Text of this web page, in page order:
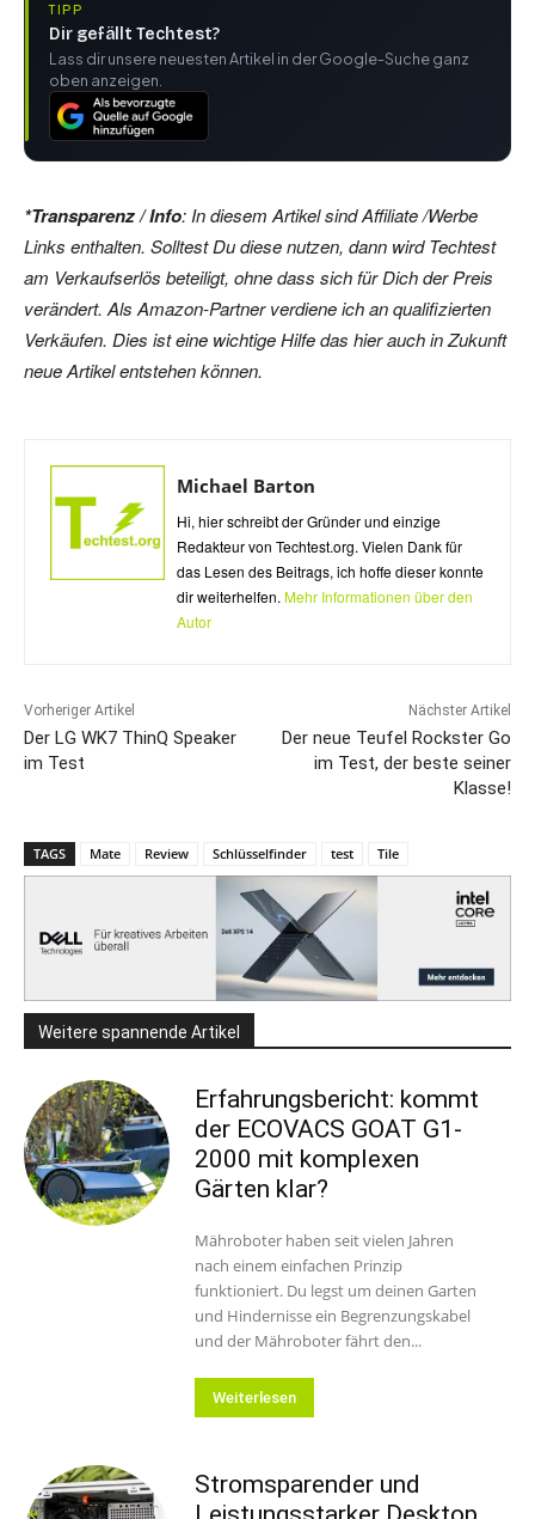
TIPP
Dir gefällt Techtest?
Lass dir unsere neuesten Artikel in der Google-Suche ganz
oben anzeigen.
*Transparenz / Info: In diesem Artikel sind Affiliate /Werbe
Links enthalten. Solltest Du diese nutzen, dann wird Techtest
am Verkaufserlös beteiligt, ohne dass sich für Dich der Preis
verändert. Als Amazon-Partner verdiene ich an qualifizierten
Verkäufen. Dies ist eine wichtige Hilfe das hier auch in Zukunft
neue Artikel entstehen können.
Michael Barton
Hi, hier schreibt der Gründer und einzige
Redakteur von Techtest.org. Vielen Dank für
das Lesen des Beitrags, ich hoffe dieser konnte
dir weiterhelfen. Mehr Informationen über den
Autor
Vorheriger Artikel
Der LG WK7 ThinQ Speaker
im Test
Nächster Artikel
Der neue Teufel Rockster Go
im Test, der beste seiner
Klasse!
TAGS Mate Review Schlüsselfinder test Tile
Weitere spannende Artikel
Erfahrungsbericht: kommt
der ECOVACS GOAT G1-
2000 mit komplexen
Gärten klar?
Mähroboter haben seit vielen Jahren
nach einem einfachen Prinzip
funktioniert. Du legst um deinen Garten
und Hindernisse ein Begrenzungskabel
und der Mähroboter fährt den...
Weiterlesen
Stromsparender und